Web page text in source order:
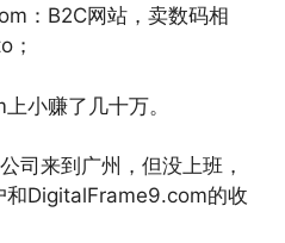
：B2C网站，卖数码相
；
小赚了几十万。
司来到广州，但没上班，
和DigitalFrame9.com的收